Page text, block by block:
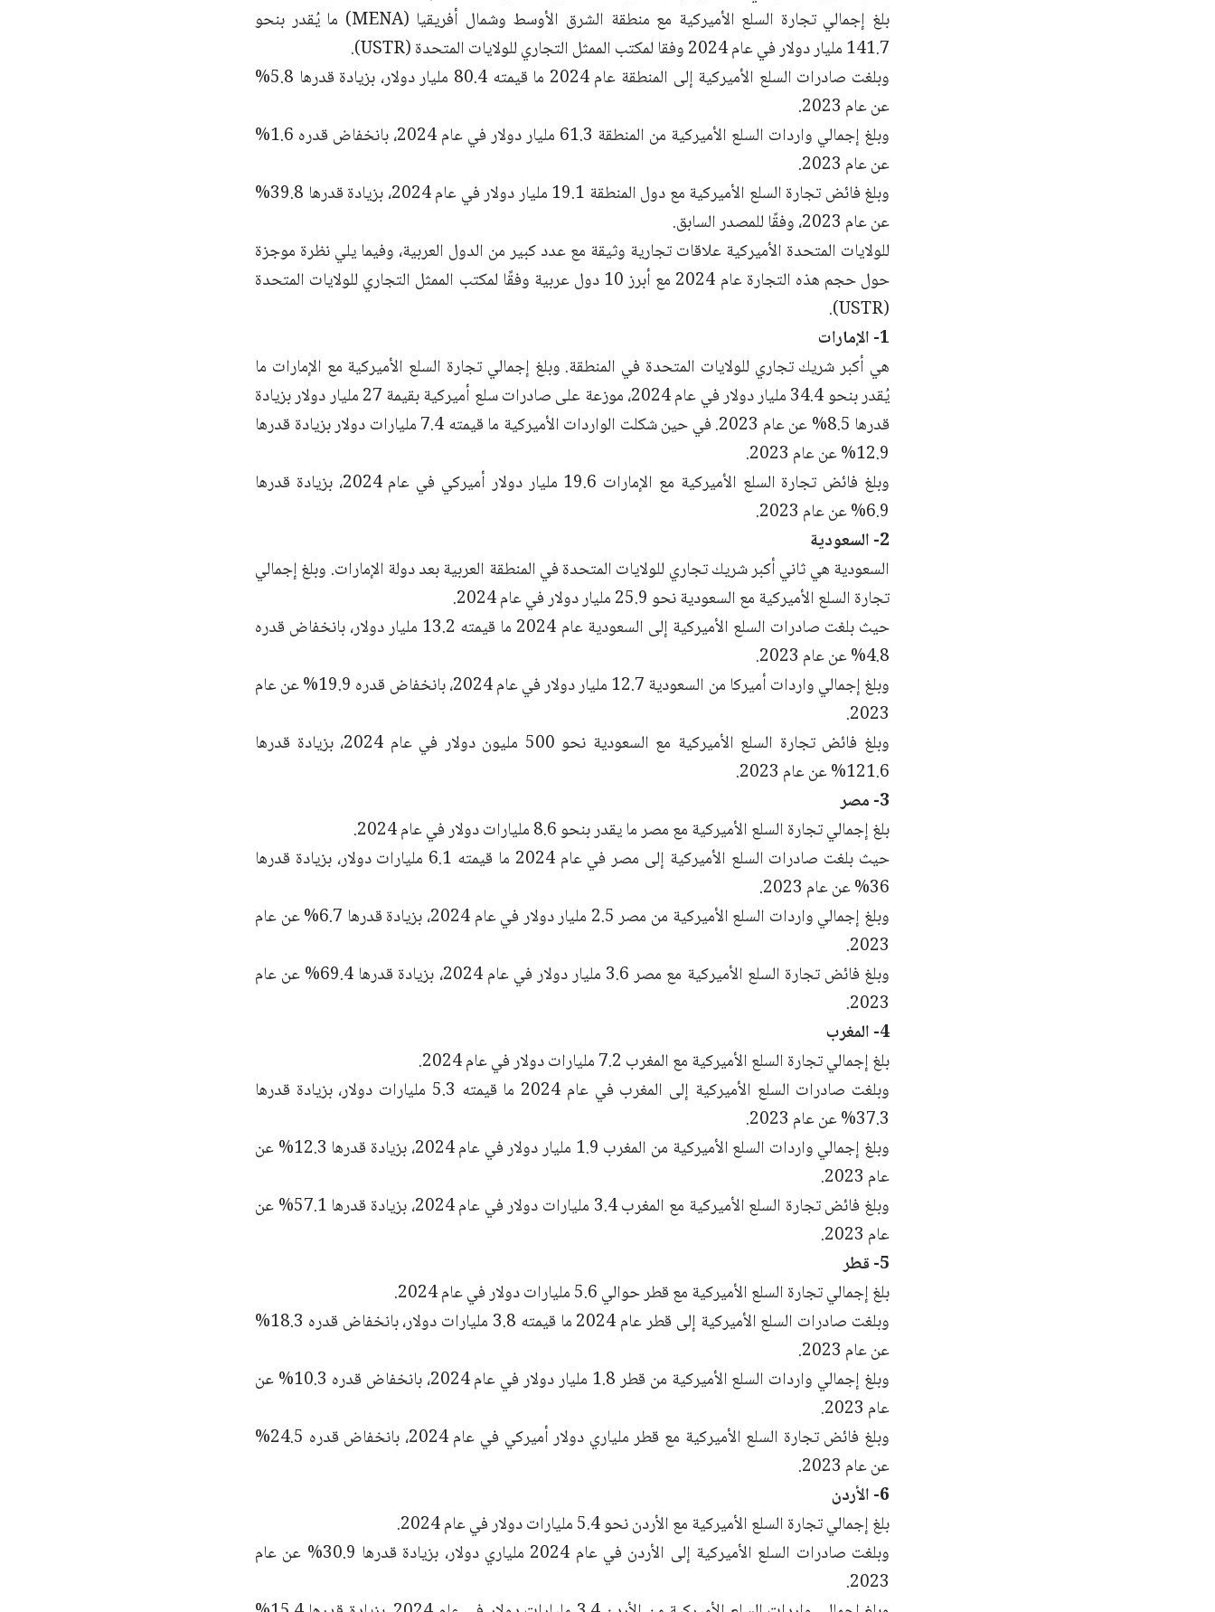
بلغ إجمالي تجارة السلع الأميركية مع منطقة الشرق الأوسط وشمال أفريقيا (MENA) ما يُقدر بنحو
141.7 مليار دولار في عام 2024 وفقا لمكتب الممثل التجاري للولايات المتحدة (USTR).
وبلغت صادرات السلع الأميركية إلى المنطقة عام 2024 ما قيمته 80.4 مليار دولار، بزيادة قدرها 5.8%
عن عام 2023.
وبلغ إجمالي واردات السلع الأميركية من المنطقة 61.3 مليار دولار في عام 2024، بانخفاض قدره 1.6%
عن عام 2023.
وبلغ فائض تجارة السلع الأميركية مع دول المنطقة 19.1 مليار دولار في عام 2024، بزيادة قدرها 39.8%
عن عام 2023، وفقًا للمصدر السابق.
للولايات المتحدة الأميركية علاقات تجارية وثيقة مع عدد كبير من الدول العربية، وفيما يلي نظرة موجزة
حول حجم هذه التجارة عام 2024 مع أبرز 10 دول عربية وفقًا لمكتب الممثل التجاري للولايات المتحدة
(USTR).
1- الإمارات
هي أكبر شريك تجاري للولايات المتحدة في المنطقة. وبلغ إجمالي تجارة السلع الأميركية مع الإمارات ما
يُقدر بنحو 34.4 مليار دولار في عام 2024، موزعة على صادرات سلع أميركية بقيمة 27 مليار دولار بزيادة
قدرها 8.5% عن عام 2023. في حين شكلت الواردات الأميركية ما قيمته 7.4 مليارات دولار بزيادة قدرها
12.9% عن عام 2023.
وبلغ فائض تجارة السلع الأميركية مع الإمارات 19.6 مليار دولار أميركي في عام 2024، بزيادة قدرها
6.9% عن عام 2023.
2- السعودية
السعودية هي ثاني أكبر شريك تجاري للولايات المتحدة في المنطقة العربية بعد دولة الإمارات. وبلغ إجمالي
تجارة السلع الأميركية مع السعودية نحو 25.9 مليار دولار في عام 2024.
حيث بلغت صادرات السلع الأميركية إلى السعودية عام 2024 ما قيمته 13.2 مليار دولار، بانخفاض قدره
4.8% عن عام 2023.
وبلغ إجمالي واردات أميركا من السعودية 12.7 مليار دولار في عام 2024، بانخفاض قدره 19.9% عن عام
2023.
وبلغ فائض تجارة السلع الأميركية مع السعودية نحو 500 مليون دولار في عام 2024، بزيادة قدرها
121.6% عن عام 2023.
3- مصر
بلغ إجمالي تجارة السلع الأميركية مع مصر ما يقدر بنحو 8.6 مليارات دولار في عام 2024.
حيث بلغت صادرات السلع الأميركية إلى مصر في عام 2024 ما قيمته 6.1 مليارات دولار، بزيادة قدرها
36% عن عام 2023.
وبلغ إجمالي واردات السلع الأميركية من مصر 2.5 مليار دولار في عام 2024، بزيادة قدرها 6.7% عن عام
2023.
وبلغ فائض تجارة السلع الأميركية مع مصر 3.6 مليار دولار في عام 2024، بزيادة قدرها 69.4% عن عام
2023.
4- المغرب
بلغ إجمالي تجارة السلع الأميركية مع المغرب 7.2 مليارات دولار في عام 2024.
وبلغت صادرات السلع الأميركية إلى المغرب في عام 2024 ما قيمته 5.3 مليارات دولار، بزيادة قدرها
37.3% عن عام 2023.
وبلغ إجمالي واردات السلع الأميركية من المغرب 1.9 مليار دولار في عام 2024، بزيادة قدرها 12.3% عن
عام 2023.
وبلغ فائض تجارة السلع الأميركية مع المغرب 3.4 مليارات دولار في عام 2024، بزيادة قدرها 57.1% عن
عام 2023.
5- قطر
بلغ إجمالي تجارة السلع الأميركية مع قطر حوالي 5.6 مليارات دولار في عام 2024.
وبلغت صادرات السلع الأميركية إلى قطر عام 2024 ما قيمته 3.8 مليارات دولار، بانخفاض قدره 18.3%
عن عام 2023.
وبلغ إجمالي واردات السلع الأميركية من قطر 1.8 مليار دولار في عام 2024، بانخفاض قدره 10.3% عن
عام 2023.
وبلغ فائض تجارة السلع الأميركية مع قطر ملياري دولار أميركي في عام 2024، بانخفاض قدره 24.5%
عن عام 2023.
6- الأردن
بلغ إجمالي تجارة السلع الأميركية مع الأردن نحو 5.4 مليارات دولار في عام 2024.
وبلغت صادرات السلع الأميركية إلى الأردن في عام 2024 ملياري دولار، بزيادة قدرها 30.9% عن عام
2023.